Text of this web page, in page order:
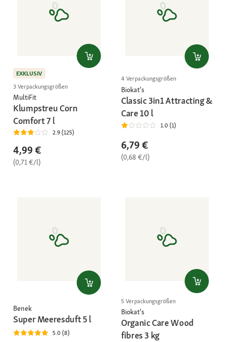
EXKLUSIV
3 Verpackungsgrößen
MultiFit
Klumpstreu Corn
Comfort 7 l
2.9 (125)
4,99 €
(0,71 €/l)
4 Verpackungsgrößen
Biokat's
Classic 3in1 Attracting &
Care 10 l
1.0 (1)
6,79 €
(0,68 €/l)
Benek
Super Meeresduft 5 l
5.0 (8)
5 Verpackungsgrößen
Biokat's
Organic Care Wood
fibres 3 kg